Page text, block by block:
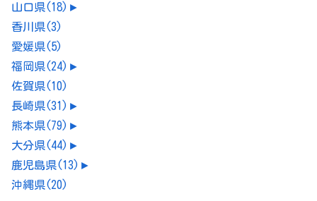
山口県(18) ►
香川県(3)
愛媛県(5)
福岡県(24) ►
佐賀県(10)
長崎県(31) ►
熊本県(79) ►
大分県(44) ►
鹿児島県(13) ►
沖縄県(20)